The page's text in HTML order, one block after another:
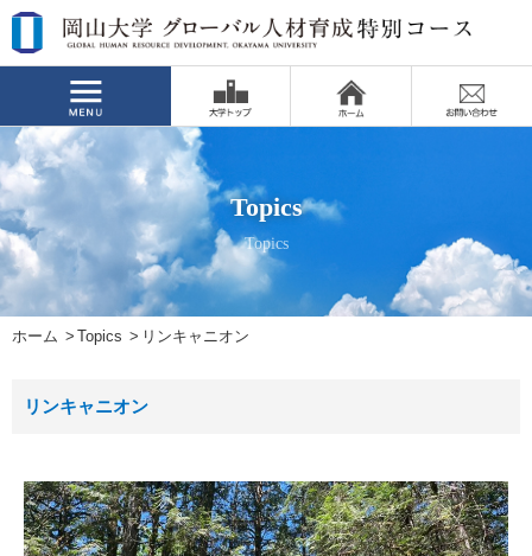
Topics
Topics
ホーム Topics リンキャニオン
リンキャニオン